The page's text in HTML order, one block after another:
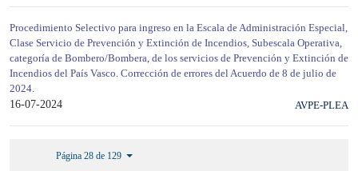
Procedimiento Selectivo para ingreso en la Escala de Administración Especial,
Clase Servicio de Prevención y Extinción de Incendios, Subescala Operativa,
categoría de Bombero/Bombera, de los servicios de Prevención y Extinción de
Incendios del País Vasco. Corrección de errores del Acuerdo de 8 de julio de
2024.
16-07-2024
AVPE-PLEA
Página 28 de 129